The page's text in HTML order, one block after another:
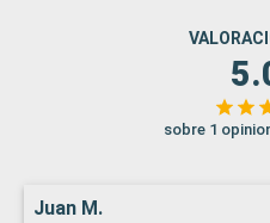
sobre 1
Juan M.